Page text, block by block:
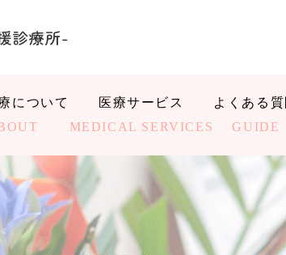
について
医療サービス
MEDICAL SERVICES
よくある
GUIDE